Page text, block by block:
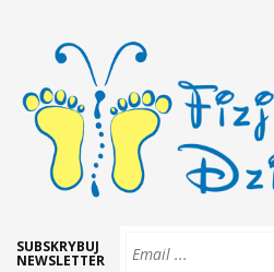
SUBSKRYBUJ
NEWSLETTER